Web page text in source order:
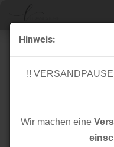
Hinweis:
!!
Wir machen eine
Bio Jersey - mittelgrau